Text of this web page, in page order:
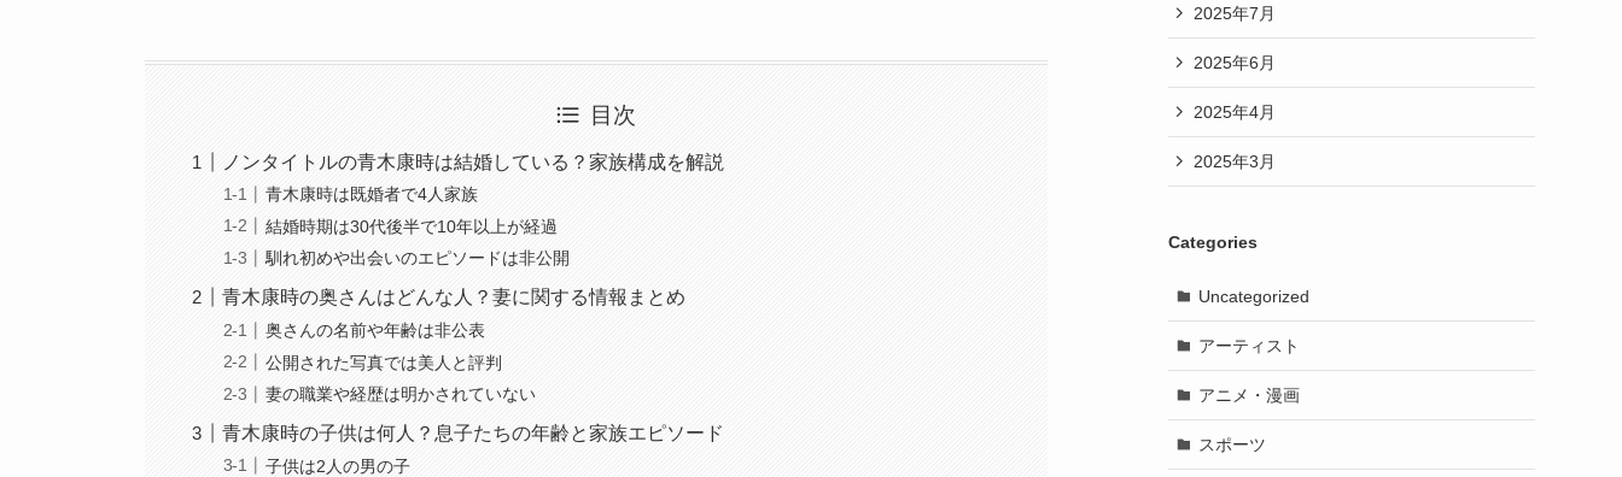
目次
ノンタイトルの青木康時は結婚している？家族構成を解説
青木康時は既婚者で4人家族
結婚時期は30代後半で10年以上が経過
馴れ初めや出会いのエピソードは非公開
青木康時の奥さんはどんな人？妻に関する情報まとめ
奥さんの名前や年齢は非公表
公開された写真では美人と評判
妻の職業や経歴は明かされていない
青木康時の子供は何人？息子たちの年齢と家族エピソード
子供は2人の男の子
2025年7月
2025年6月
2025年4月
2025年3月
Categories
Uncategorized
アーティスト
アニメ・漫画
スポーツ